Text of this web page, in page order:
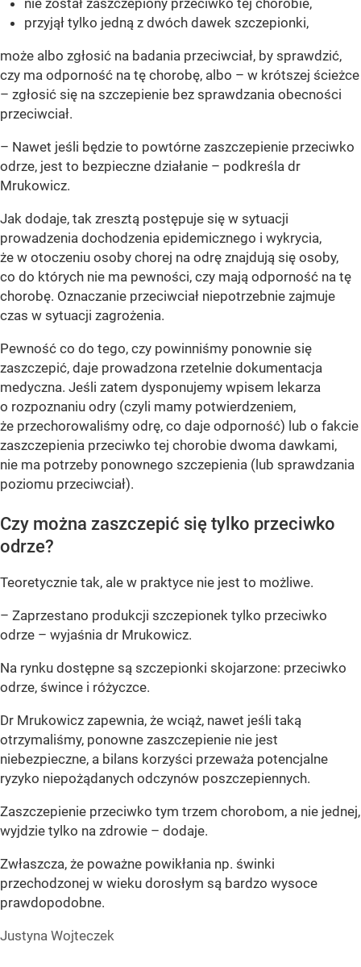
nie został zaszczepiony przeciwko tej chorobie,
przyjął tylko jedną z dwóch dawek szczepionki,
może albo zgłosić na badania przeciwciał, by sprawdzić,
czy ma odporność na tę chorobę, albo – w krótszej ścieżce
– zgłosić się na szczepienie bez sprawdzania obecności
przeciwciał.
– Nawet jeśli będzie to powtórne zaszczepienie przeciwko
odrze, jest to bezpieczne działanie – podkreśla dr
Mrukowicz.
Jak dodaje, tak zresztą postępuje się w sytuacji
prowadzenia dochodzenia epidemicznego i wykrycia,
że w otoczeniu osoby chorej na odrę znajdują się osoby,
co do których nie ma pewności, czy mają odporność na tę
chorobę. Oznaczanie przeciwciał niepotrzebnie zajmuje
czas w sytuacji zagrożenia.
Pewność co do tego, czy powinniśmy ponownie się
zaszczepić, daje prowadzona rzetelnie dokumentacja
medyczna. Jeśli zatem dysponujemy wpisem lekarza
o rozpoznaniu odry (czyli mamy potwierdzeniem,
że przechorowaliśmy odrę, co daje odporność) lub o fakcie
zaszczepienia przeciwko tej chorobie dwoma dawkami,
nie ma potrzeby ponownego szczepienia (lub sprawdzania
poziomu przeciwciał).
Czy można zaszczepić się tylko przeciwko
odrze?
Teoretycznie tak, ale w praktyce nie jest to możliwe.
– Zaprzestano produkcji szczepionek tylko przeciwko
odrze – wyjaśnia dr Mrukowicz.
Na rynku dostępne są szczepionki skojarzone: przeciwko
odrze, śwince i różyczce.
Dr Mrukowicz zapewnia, że wciąż, nawet jeśli taką
otrzymaliśmy, ponowne zaszczepienie nie jest
niebezpieczne, a bilans korzyści przeważa potencjalne
ryzyko niepożądanych odczynów poszczepiennych.
Zaszczepienie przeciwko tym trzem chorobom, a nie jednej,
wyjdzie tylko na zdrowie – dodaje.
Zwłaszcza, że poważne powikłania np. świnki
przechodzonej w wieku dorosłym są bardzo wysoce
prawdopodobne.
Justyna Wojteczek